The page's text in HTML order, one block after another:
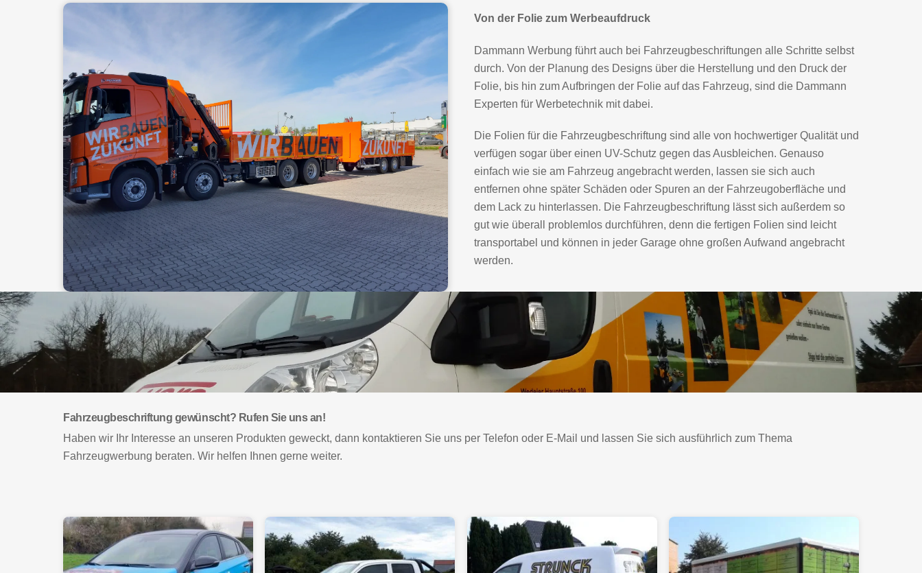
Von der Folie zum Werbeaufdruck
Dammann Werbung führt auch bei Fahrzeugbeschriftungen alle Schritte selbst
durch. Von der Planung des Designs über die Herstellung und den Druck der
Folie, bis hin zum Aufbringen der Folie auf das Fahrzeug, sind die Dammann
Experten für Werbetechnik mit dabei.
Die Folien für die Fahrzeugbeschriftung sind alle von hochwertiger Qualität und
verfügen sogar über einen UV-Schutz gegen das Ausbleichen. Genauso
einfach wie sie am Fahrzeug angebracht werden, lassen sie sich auch
entfernen ohne später Schäden oder Spuren an der Fahrzeugoberfläche und
dem Lack zu hinterlassen. Die Fahrzeugbeschriftung lässt sich außerdem so
gut wie überall problemlos durchführen, denn die fertigen Folien sind leicht
transportabel und können in jeder Garage ohne großen Aufwand angebracht
werden.
Fahrzeugbeschriftung gewünscht? Rufen Sie uns an!
Haben wir Ihr Interesse an unseren Produkten geweckt, dann kontaktieren Sie uns per Telefon oder E-Mail und lassen Sie sich ausführlich zum Thema
Fahrzeugwerbung beraten. Wir helfen Ihnen gerne weiter.